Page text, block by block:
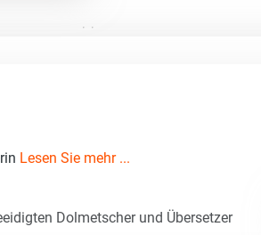
Lesen Sie mehr ...
Dolmetscher und Übersetzer